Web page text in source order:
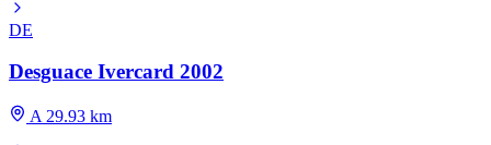
DE
Desguace Ivercard 2002
A 29.93 km